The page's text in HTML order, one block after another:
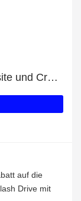
10 % Rabatt auf die gesamte Website und Cruzer Glide 3.0 USB Flash Drive mit 26% Rabatt
auf die
Drive mit